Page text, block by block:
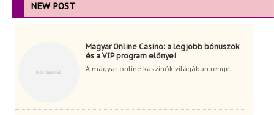
NEW POST
Magyar Online Casino: a legjobb bónuszok
és a VIP program előnyei
A magyar online kaszinók világában renge ...